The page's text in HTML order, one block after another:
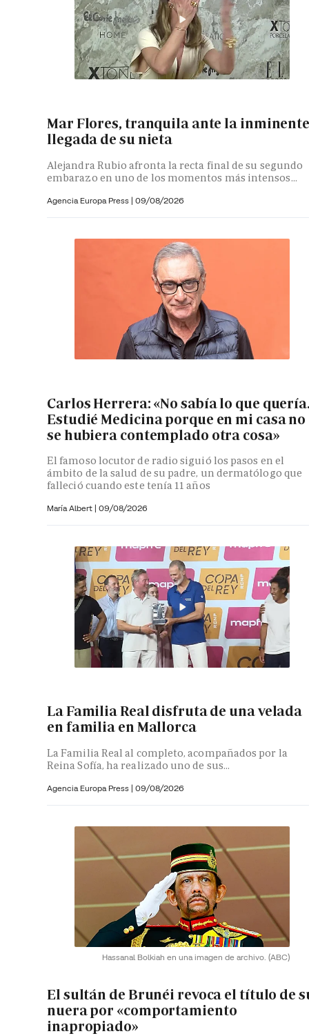
Mar Flores, tranquila ante la
llegada de su nieta
Alejandra Rubio afronta la recta final de su segundo
embarazo en uno de los momentos más intensos...
Agencia Europa Press | 09/08/2026
Carlos Herrera: «No sabía lo que
Estudié Medicina porque en mi casa no
se hubiera contemplado otra cosa»
El famoso locutor de radio siguió los pasos en el
ámbito de la salud de su padre, un dermatólogo que
falleció cuando este tenía 11 años
María Albert | 09/08/2026
La Familia Real disfruta de una velada
en familia en Mallorca
La Familia Real al completo, acompañados por la
Reina Sofía, ha realizado uno de sus...
Agencia Europa Press | 09/08/2026
Hassanal Bolkiah en una imagen de archivo. (ABC)
El sultán de Brunéi revoca el título de
nuera por «comportamiento
inapropiado»